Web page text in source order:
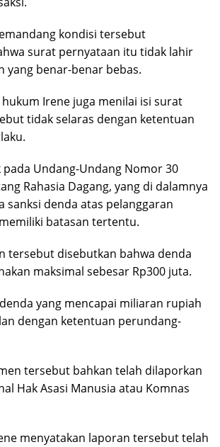
kondisi tersebut
surat pernyataan itu tidak lahir
yang benar-benar bebas.
Irene juga menilai isi surat
tidak selaras dengan ketentuan
Undang-Undang Nomor 30
Rahasia Dagang, yang di dalamnya
sanksi denda atas pelanggaran
batasan tertentu.
tersebut disebutkan bahwa denda
maksimal sebesar Rp300 juta.
yang mencapai miliaran rupiah
dengan ketentuan perundang-
tersebut bahkan telah dilaporkan
Hak Asasi Manusia atau Komnas
menyatakan laporan tersebut telah